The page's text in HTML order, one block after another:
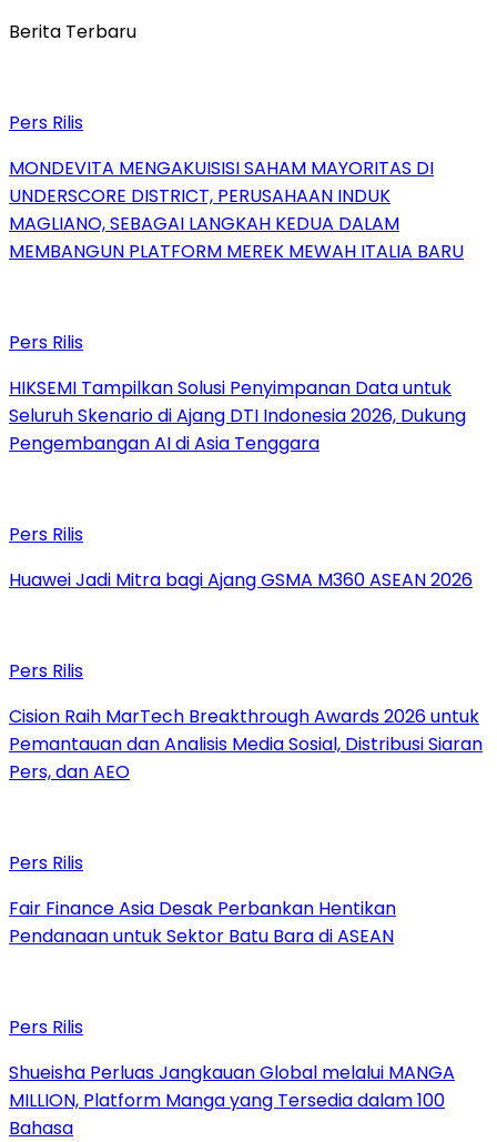
Berita Terbaru
Pers Rilis
MONDEVITA MENGAKUISISI SAHAM MAYORITAS DI
UNDERSCORE DISTRICT, PERUSAHAAN INDUK
MAGLIANO, SEBAGAI LANGKAH KEDUA DALAM
MEMBANGUN PLATFORM MEREK MEWAH ITALIA BARU
Pers Rilis
HIKSEMI Tampilkan Solusi Penyimpanan Data untuk
Seluruh Skenario di Ajang DTI Indonesia 2026, Dukung
Pengembangan AI di Asia Tenggara
Pers Rilis
Huawei Jadi Mitra bagi Ajang GSMA M360 ASEAN 2026
Pers Rilis
Cision Raih MarTech Breakthrough Awards 2026 untuk
Pemantauan dan Analisis Media Sosial, Distribusi Siaran
Pers, dan AEO
Pers Rilis
Fair Finance Asia Desak Perbankan Hentikan
Pendanaan untuk Sektor Batu Bara di ASEAN
Pers Rilis
Shueisha Perluas Jangkauan Global melalui MANGA
MILLION, Platform Manga yang Tersedia dalam 100
Bahasa